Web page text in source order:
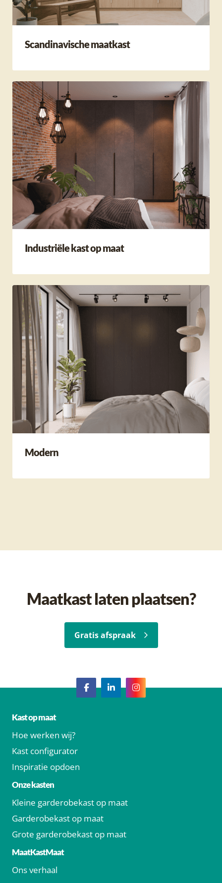
Scandinavische maatkast
Industriële kast op maat
Modern
Maatkast laten plaatsen?
Gratis afspraak
Kast op maat
Hoe werken wij?
Kast configurator
Inspiratie opdoen
Onze kasten
Kleine garderobekast op maat
Garderobekast op maat
Grote garderobekast op maat
MaatKastMaat
Ons verhaal